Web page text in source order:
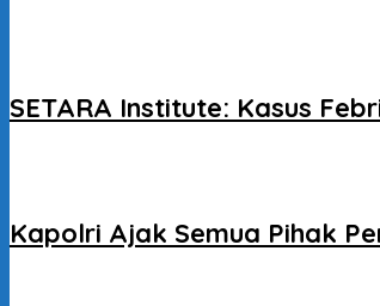
SETARA Institute: Kasus
Kapolri Ajak Semua Pihak